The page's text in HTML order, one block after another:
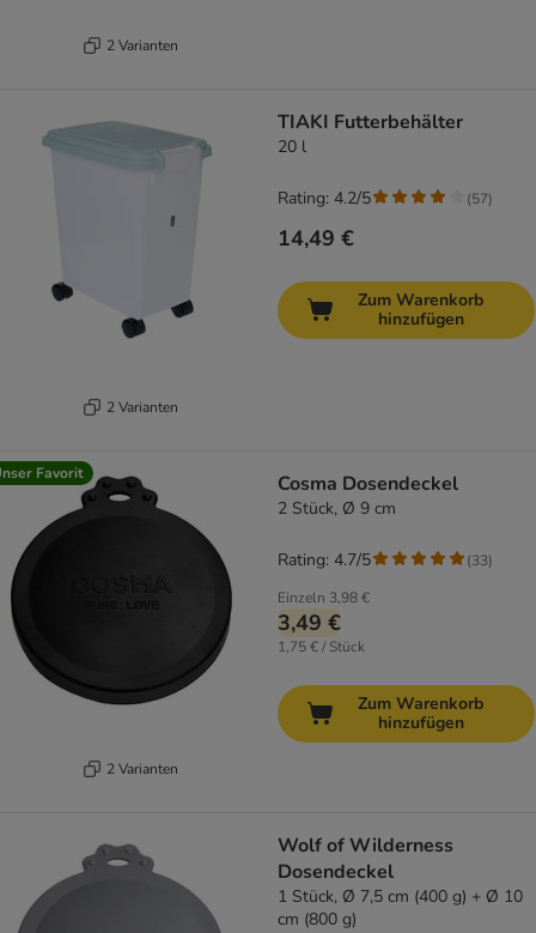
2 Varianten
2 Varianten
TIAKI Futterbehälter
20 l
14,49 €
Rating: 4.2/5 (57)
Zum Warenkorb
hinzufügen
Favorit
2 Varianten
Cosma Dosendeckel
2 Stück, Ø 9 cm
Einzeln 3,98 €
3,49 €
1,75 € / Stück
Rating: 4.7/5 (33)
Zum Warenkorb
hinzufügen
Wolf of Wilderness
Dosendeckel
1 Stück, Ø 7,5 cm (400 g) + Ø 10
cm (800 g)